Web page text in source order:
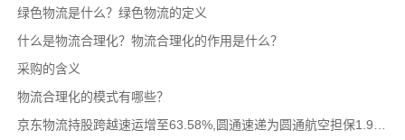
绿色物流是什么？绿色物流的定义
什么是物流合理化？物流合理化的作用是什么？
采购的含义
物流合理化的模式有哪些？